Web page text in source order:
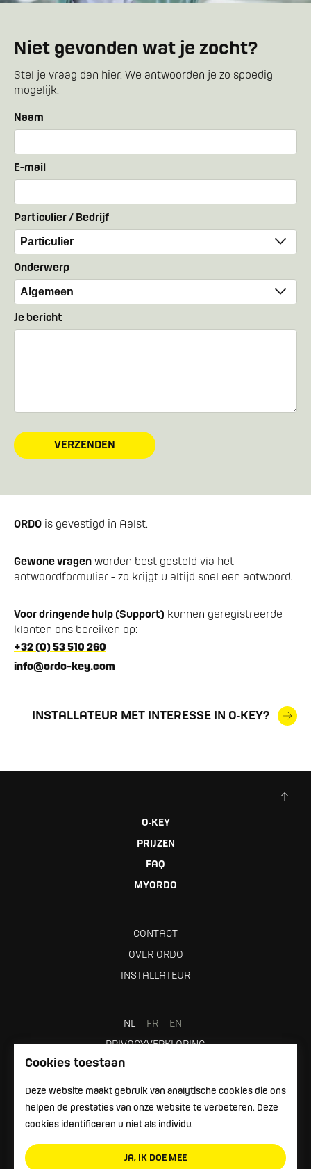
Niet gevonden wat je zocht?
Stel je vraag dan hier. We antwoorden je zo spoedig
mogelijk.
Naam
E-mail
Particulier / Bedrijf
Onderwerp
Je bericht
VERZENDEN
ORDO is gevestigd in Aalst.
Gewone vragen worden best gesteld via het
antwoordformulier - zo krijgt u altijd snel een antwoord.
Voor dringende hulp (Support) kunnen geregistreerde
klanten ons bereiken op:
+32 (0) 53 510 260
info@ordo-key.com
INSTALLATEUR MET INTERESSE IN O‑KEY?
O‑KEY
PRIJZEN
FAQ
MYORDO
CONTACT
OVER ORDO
INSTALLATEUR
NL FR EN
PRIVACYVERKLARING
GEBRUIKSVOORWAARDEN
Cookies toestaan
Deze website maakt gebruik van analytische cookies die ons
helpen de prestaties van onze website te verbeteren. Deze
cookies identificeren u niet als individu.
JA, IK DOE MEE